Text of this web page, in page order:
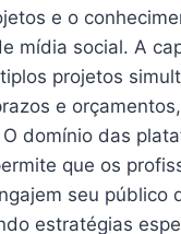
e o
mídia social. A
projetos
e
domínio das
que os
seu público
estratégias